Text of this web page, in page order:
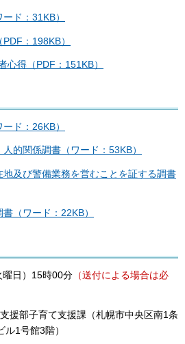
ド：31KB）
：198KB）
心得（PDF：151KB）
ド：26KB）
人的関係調書（ワード：53KB）
地及び警備業務を営むことを証する調書
（ワード：22KB）
曜日）15時00分 （送付による場合は必
援部子育て支援課（札幌市中央区南1条
1号館3階）